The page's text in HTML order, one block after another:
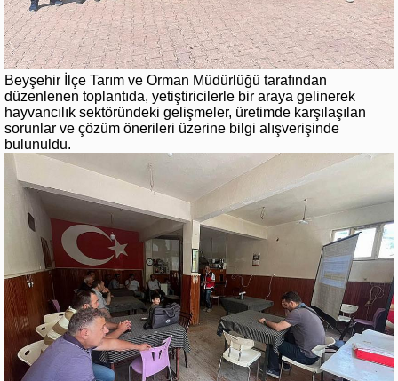
Beyşehir İlçe Tarım ve Orman Müdürlüğü tarafından
düzenlenen toplantıda, yetiştiricilerle bir araya gelinerek
hayvancılık sektöründeki gelişmeler, üretimde karşılaşılan
sorunlar ve çözüm önerileri üzerine bilgi alışverişinde
bulunuldu.